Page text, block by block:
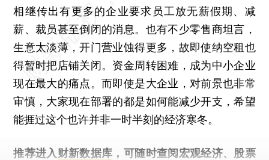
相继传出有更多的企业要求员工放无薪假期、减
薪、裁员甚至倒闭的消息。也有不少零售商坦言，
生意太淡薄，开门营业蚀得更多，故即使纳空租也
得暂时把店铺关闭。资金周转困难，成为中小企业
现在最大的痛点。而即使是大企业，对前景也非常
审慎，大家现在部署的都是如何能减少开支，希望
能捱过这个也许并非一时半刻的经济寒冬。
推荐进入 财新数据库 ，可随时查阅宏观经济、股票